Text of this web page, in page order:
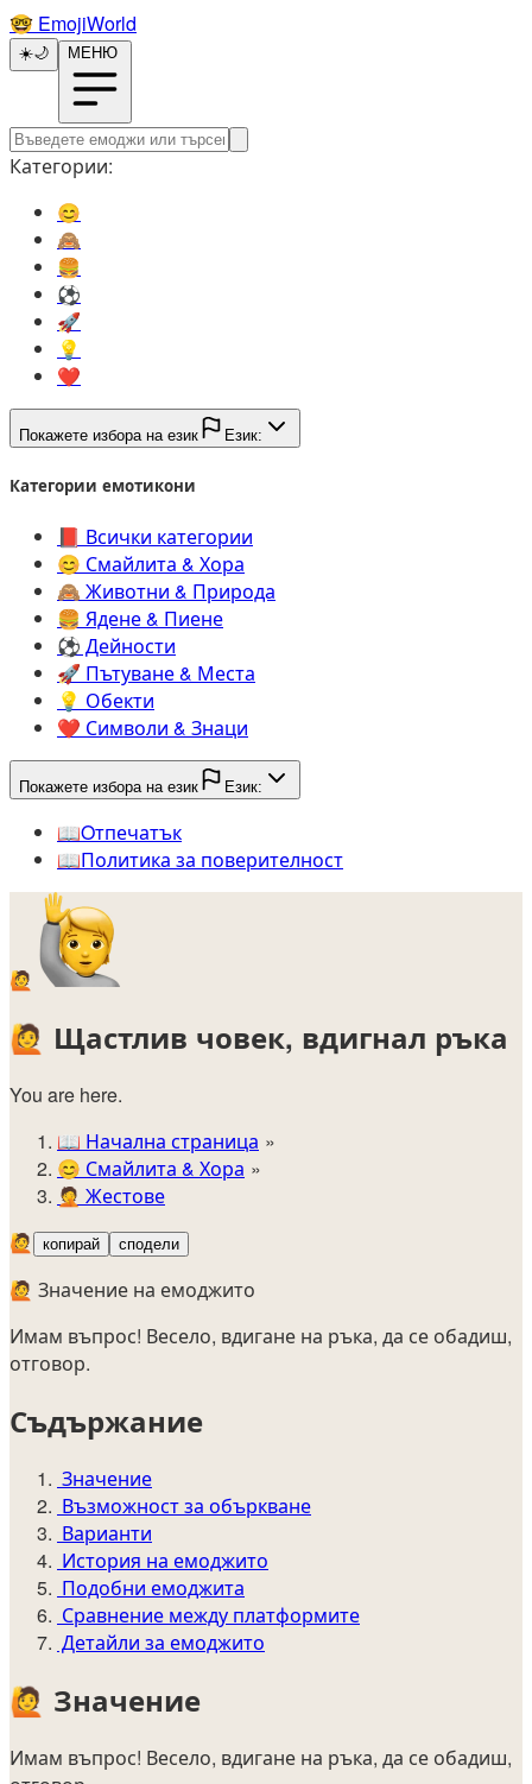
🤓️ EmojiWorld
☀️🌙 МЕНЮ
Категории:
😊️
🙈️
🍔️
⚽️
🚀️
💡️
❤️
Покажете избора на език Език:
Категории емотикони
📕️ Всички категории
😊️ Смайлита & Хора
🙈️ Животни & Природа
🍔️ Ядене & Пиене
⚽️ Дейности
🚀️ Пътуване & Места
💡️ Обекти
❤️ Символи & Знаци
Покажете избора на език Език:
📖️Oтпечатък
📖️Политика за поверителност
🙋
🙋 Щастлив човек, вдигнал ръка
You are here.
📖 Начална страница
😊️ Смайлита & Хора
🤦 Жестове
🙋
копирай сподели
🙋 Значение на емоджито
Имам въпрос! Весело, вдигане на ръка, да се обадиш,
отговор.
Съдържание
Значение
Възможност за объркване
Варианти
История на емоджито
Подобни емоджита
Сравнение между платформите
Детайли за емоджито
🙋 Значение
Имам въпрос! Весело, вдигане на ръка, да се обадиш,